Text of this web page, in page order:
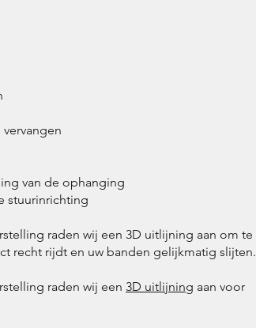
van de ophanging
stuurinrichting
raden wij een 3D uitlijning aan om te
recht rijdt en uw banden gelijkmatig slijten.
raden wij een 3D uitlijning aan voor